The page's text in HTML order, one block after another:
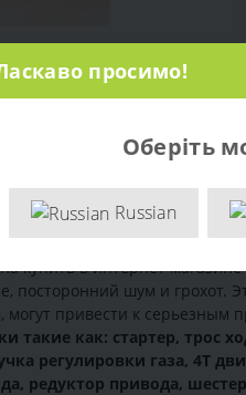
купить в интернет магазине
посторонний шум и
могут привести к серьезным
такие как: стартер, трос
регулировки газа, 4Т
редуктор привода,
просимо!
Оберіть
Russian